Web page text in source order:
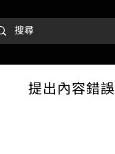
提出內容錯誤